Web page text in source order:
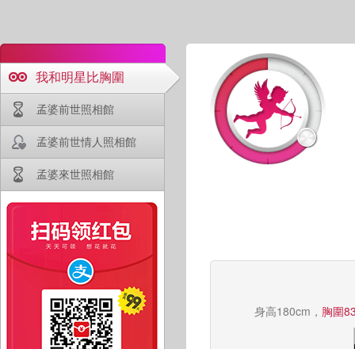
我和明星比胸圍
孟婆前世照相館
孟婆前世情人照相館
孟婆來世照相館
身高180cm， 胸圍